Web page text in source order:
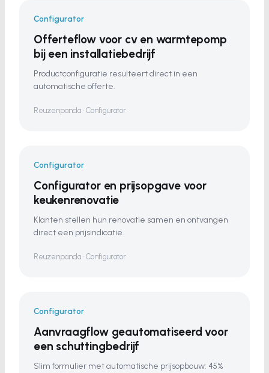
Configurator
Offerteflow voor cv en warmtepomp
bij een installatiebedrijf
Productconfiguratie resulteert direct in een
automatische offerte.
Reuzenpanda · Configurator
Configurator
Configurator en prijsopgave voor
keukenrenovatie
Klanten stellen hun renovatie samen en ontvangen
direct een prijsindicatie.
Reuzenpanda · Configurator
Configurator
Aanvraagflow geautomatiseerd voor
een schuttingbedrijf
Slim formulier met automatische prijsopbouw: 45%